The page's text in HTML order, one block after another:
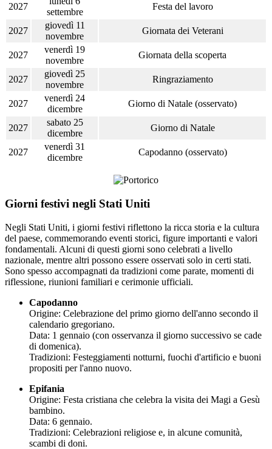
2027
settembre
Festa del lavoro
2027
giovedì 11
novembre
Giornata dei Veterani
2027
venerdì 19
novembre
Giornata della scoperta
2027
giovedì 25
novembre
Ringraziamento
2027
venerdì 24
dicembre
Giorno di Natale (osservato)
2027
sabato 25
dicembre
Giorno di Natale
2027
venerdì 31
dicembre
Capodanno (osservato)
Giorni festivi negli Stati Uniti
Negli Stati Uniti, i giorni festivi riflettono la ricca storia e la cultura
del paese, commemorando eventi storici, figure importanti e valori
fondamentali. Alcuni di questi giorni sono celebrati a livello
nazionale, mentre altri possono essere osservati solo in certi stati.
Sono spesso accompagnati da tradizioni come parate, momenti di
riflessione, riunioni familiari e cerimonie ufficiali.
Capodanno
Origine: Celebrazione del primo giorno dell'anno secondo il
calendario gregoriano.
Data: 1 gennaio (con osservanza il giorno successivo se cade
di domenica).
Tradizioni: Festeggiamenti notturni, fuochi d'artificio e buoni
propositi per l'anno nuovo.
Epifania
Origine: Festa cristiana che celebra la visita dei Magi a Gesù
bambino.
Data: 6 gennaio.
Tradizioni: Celebrazioni religiose e, in alcune comunità,
scambi di doni.